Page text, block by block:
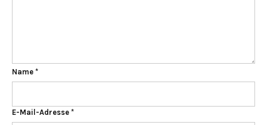
Name *
E-Mail-Adresse *